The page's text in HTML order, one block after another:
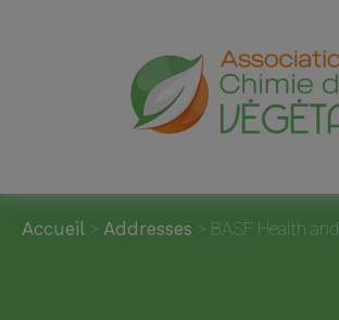
Accueil > Addresses > BASF Health